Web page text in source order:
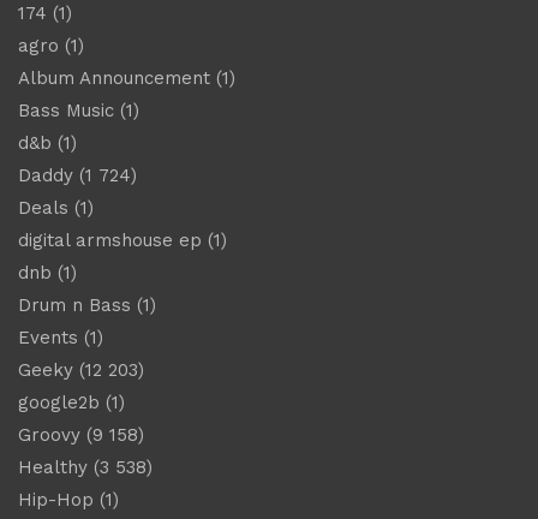
174 (1)
agro (1)
Album Announcement (1)
Bass Music (1)
d&b (1)
Daddy (1 724)
Deals (1)
digital armshouse ep (1)
dnb (1)
Drum n Bass (1)
Events (1)
Geeky (12 203)
google2b (1)
Groovy (9 158)
Healthy (3 538)
Hip-Hop (1)